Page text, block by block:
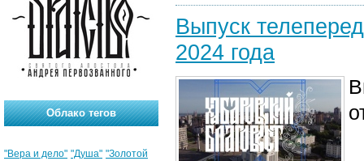
Выпуск
2024 года
Облако тегов
"Вера и дело" "Душа" "Золотой